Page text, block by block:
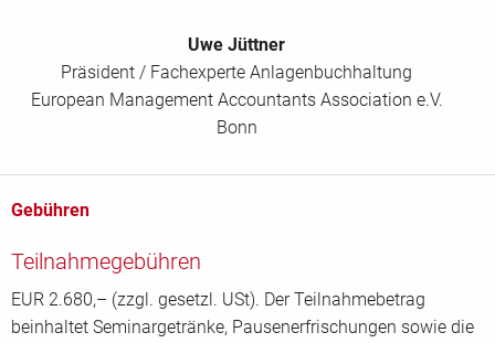
Uwe Jüttner
Präsident / Fachexperte Anlagenbuchhaltung
European Management Accountants Association e.V.
Bonn
Gebühren
Teilnahmegebühren
EUR 2.680,– (zzgl. gesetzl. USt). Der Teilnahmebetrag
beinhaltet Seminargetränke, Pausenerfrischungen sowie die